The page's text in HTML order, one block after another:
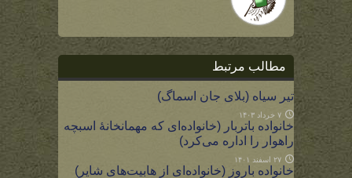
مطالب مرتبط
تیر سیاه (بلای جان اسماگ)
۷ خرداد ۱۴۰۳
خانواده باتربار (خانواده‌ای که مهمانخانۀ اسبچه
راهوار را اداره می‌کرد)
۲۷ اسفند ۱۴۰۱
خانواده باروز (خانواده‌ای از هابیت‌های شایر)